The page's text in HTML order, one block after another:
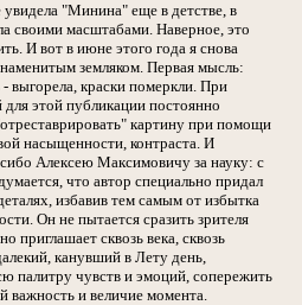
"Минина" еще в детстве, в
своими масштабами. Наверное, это
И вот в июне этого года я снова
земляком. Первая мысль:
выгорела, краски померкли. При
этой публикации постоянно
картину при помощи
насыщенности, контраста. И
Алексею Максимовичу за науку: с
что автор специально придал
избавив тем самым от избытка
Он не пытается сразить зрителя
приглашает сквозь века, сквозь
канувший в Лету день,
палитру чувств и эмоций, сопережить
важность и величие момента.